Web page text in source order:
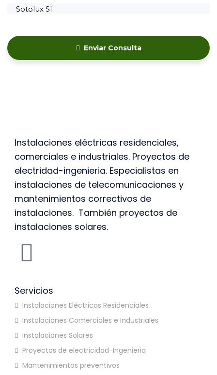
Sotolux Sl
Enviar Consulta
Instalaciones eléctricas residenciales,
comerciales e industriales. Proyectos de
electridad-ingenieria. Especialistas en
instalaciones de telecomunicaciones y
mantenimientos correctivos de
instalaciones. También proyectos de
instalaciones solares.
Servicios
Instalaciones Eléctricas Residenciales
Instalaciones Comerciales e Industriales
Instalaciones Solares
Proyectos de electricidad-Ingenieria
Mantenimientos preventivos